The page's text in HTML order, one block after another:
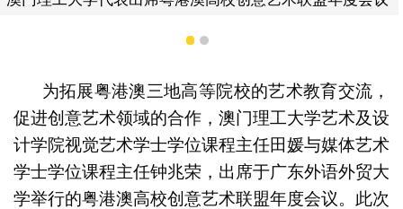
1 2
为拓展粤港澳三地高等院校的艺术教育交流，
促进创意艺术领域的合作，澳门理工大学艺术及设
计学院视觉艺术学士学位课程主任田媛与媒体艺术
学士学位课程主任钟兆荣，出席于广东外语外贸大
学举行的粤港澳高校创意艺术联盟年度会议。此次